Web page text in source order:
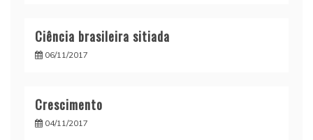
Ciência brasileira sitiada
06/11/2017
Crescimento
04/11/2017